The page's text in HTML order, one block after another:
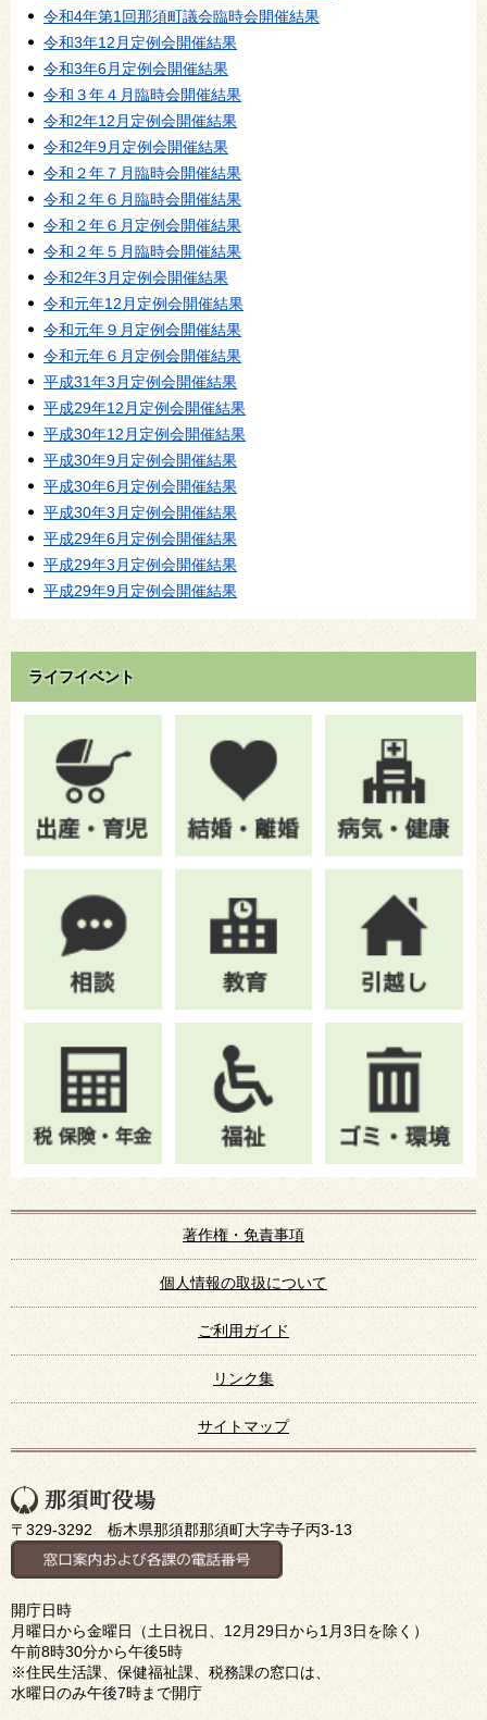
令和4年第1回那須町議会臨時会開催結果
令和3年12月定例会開催結果
令和3年6月定例会開催結果
令和３年４月臨時会開催結果
令和2年12月定例会開催結果
令和2年9月定例会開催結果
令和２年７月臨時会開催結果
令和２年６月臨時会開催結果
令和２年６月定例会開催結果
令和２年５月臨時会開催結果
令和2年3月定例会開催結果
令和元年12月定例会開催結果
令和元年９月定例会開催結果
令和元年６月定例会開催結果
平成31年3月定例会開催結果
平成29年12月定例会開催結果
平成30年12月定例会開催結果
平成30年9月定例会開催結果
平成30年6月定例会開催結果
平成30年3月定例会開催結果
平成29年6月定例会開催結果
平成29年3月定例会開催結果
平成29年9月定例会開催結果
ライフイベント
著作権・免責事項
個人情報の取扱について
ご利用ガイド
リンク集
サイトマップ
〒329-3292 栃木県那須郡那須町大字寺子丙3-13
開庁日時
月曜日から金曜日（土日祝日、12月29日から1月3日を除く）
午前8時30分から午後5時
※住民生活課、保健福祉課、税務課の窓口は、
水曜日のみ午後7時まで開庁